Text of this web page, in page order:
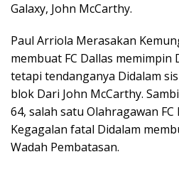
Galaxy, John McCarthy.
Paul Arriola Merasakan
membuat FC Dallas memimpin
tetapi tendanganya Didalam
blok Dari John McCarthy.
64, salah satu Olahragawan
Kegagalan fatal Didalam
Wadah Pembatasan.